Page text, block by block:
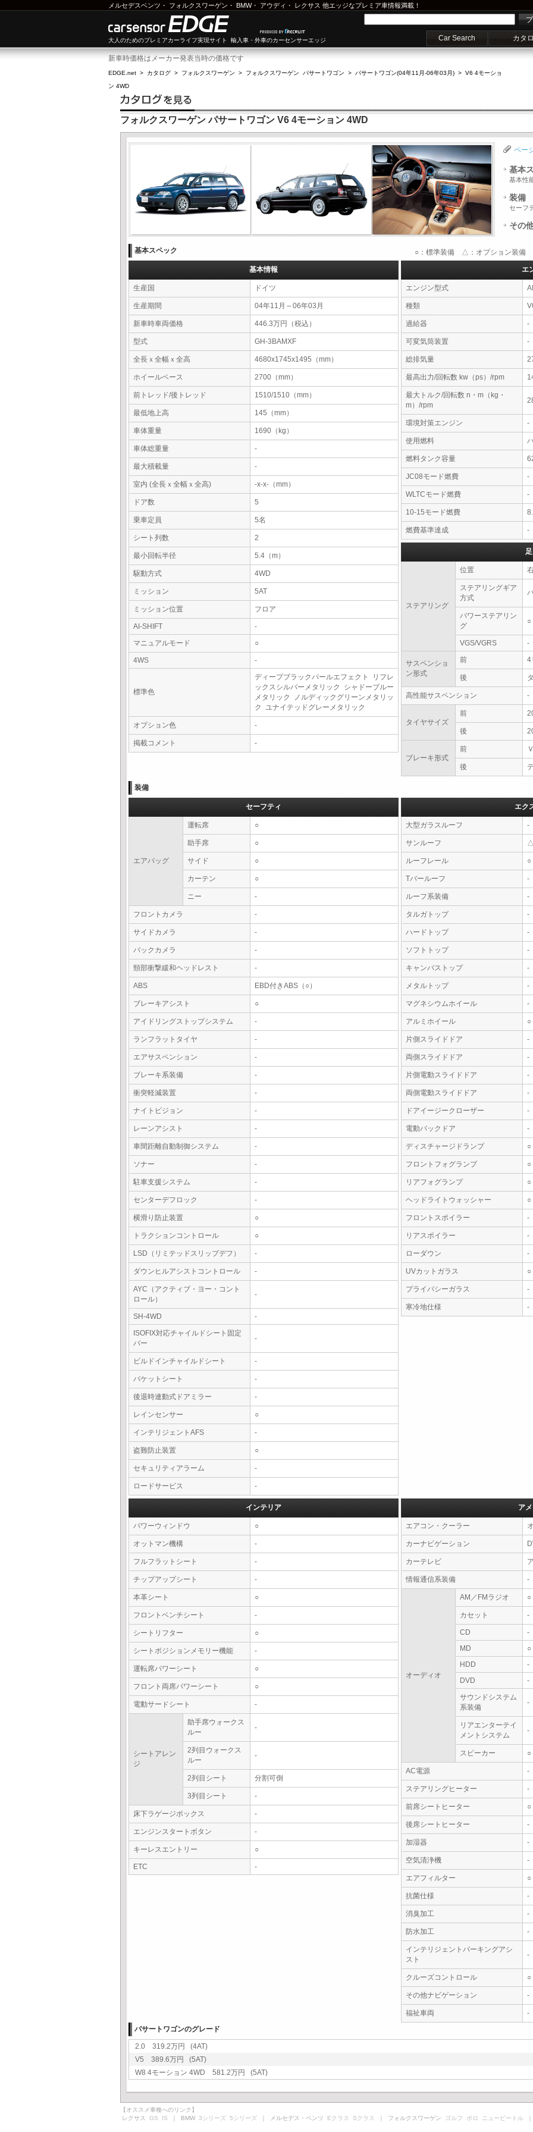
メルセデスベンツ ・ フォルクスワーゲン ・ BMW・ アウディ ・ レクサス 他エッジなプレミア車情報満載！
大人のためのプレミアカーライフ実現サイト 輸入車・外車のカーセンサーエッジ Car Search カタ
新車時価格はメーカー発表当時の価格です
EDGE.net > カタログ > フォルクスワーゲン > フォルクスワーゲン パサートワゴン > パサートワゴン(04年11月-06年03月) > V6 4モーショ
ン 4WD
フォルクスワーゲン パサートワゴン V6 4モーション 4WD
ペー
基本
基本性
装備
セーフ
その
基本スペック ○：標準装備 △：オプション装備 -
基本情報
生産国 ドイツ
生産期間 04年11月～06年03月
新車時車両価格 446.3万円（税込）
型式 GH-3BAMXF
全長ｘ全幅ｘ全高 4680x1745x1495（mm）
ホイールベース 2700（mm）
前トレッド/後トレッド 1510/1510（mm）
最低地上高 145（mm）
車体重量 1690（kg）
車体総重量 -
最大積載量 -
室内 (全長ｘ全幅ｘ全高) -x-x-（mm）
ドア数 5
乗車定員 5名
シート列数 2
最小回転半径 5.4（m）
駆動方式 4WD
ミッション 5AT
ミッション位置 フロア
AI-SHIFT
-
マニュアルモード
○
4WS -
標準色
ディープブラックパールエフェクト リフレ
ックスシルバーメタリック シャドーブルー
メタリック ノルディックグリーンメタリッ
ク ユナイテッドグレーメタリック
オプション色 -
掲載コメント -
エ
エンジン型式
種類
過給器 -
可変気筒装置 -
総排気量
最高出力/回転数 kw（ps）/rpm
最大トルク/回転数 n・m（kg・
m）/rpm
環境対策エンジン -
使用燃料
燃料タンク容量
JC08モード燃費 -
WLTCモード燃費 -
10-15モード燃費
燃費基準達成 -
ステアリング
位置
ステアリングギア
方式
パワーステアリン
グ
○
VGS/VGRS -
サスペンショ
ン形式
前 4
後
高性能サスペンション -
タイヤサイズ
前
後
ブレーキ形式
前
後
装備
セーフティ
エアバッグ
運転席 ○
助手席 ○
サイド ○
カーテン ○
ニー -
フロントカメラ -
サイドカメラ -
バックカメラ -
頸部衝撃緩和ヘッドレスト -
ABS EBD付きABS（○）
ブレーキアシスト ○
アイドリングストップシステム -
ランフラットタイヤ -
エアサスペンション -
ブレーキ系装備 -
衝突軽減装置 -
ナイトビジョン -
レーンアシスト -
車間距離自動制御システム -
ソナー -
駐車支援システム -
センターデフロック -
横滑り防止装置 ○
トラクションコントロール ○
LSD（リミテッドスリップデフ） -
ダウンヒルアシストコントロール -
AYC（アクティブ・ヨー・コント
ロール）
-
SH-4WD
-
ISOFIX対応チャイルドシート固定
バー
-
ビルドインチャイルドシート -
バケットシート -
後退時連動式ドアミラー -
レインセンサー ○
インテリジェントAFS -
盗難防止装置 ○
セキュリティアラーム -
ロードサービス -
エク
大型ガラスルーフ -
サンルーフ △
ルーフレール ○
Tバールーフ -
ルーフ系装備 -
タルガトップ -
ハードトップ -
ソフトトップ -
キャンバストップ -
メタルトップ -
マグネシウムホイール -
アルミホイール ○
片側スライドドア -
両側スライドドア -
片側電動スライドドア -
両側電動スライドドア -
ドアイージークローザー -
電動バックドア -
ディスチャージドランプ ○
フロントフォグランプ ○
リアフォグランプ ○
ヘッドライトウォッシャー ○
フロントスポイラー -
リアスポイラー -
ローダウン -
UVカットガラス ○
プライバシーガラス -
寒冷地仕様 -
インテリア
パワーウィンドウ ○
オットマン機構 -
フルフラットシート -
チップアップシート -
本革シート ○
フロントベンチシート -
シートリフター ○
シートポジションメモリー機能 -
運転席パワーシート ○
フロント両席パワーシート ○
電動サードシート -
シートアレン
ジ
助手席ウォークス
ルー
-
2列目ウォークス
ルー
-
2列目シート 分割可倒
3列目シート -
床下ラゲージボックス -
エンジンスタートボタン -
キーレスエントリー ○
ETC -
ア
エアコン・クーラー
カーナビゲーション
カーテレビ
情報通信系装備 -
オーディオ
AM／FMラジオ ○
カセット -
CD
-
MD
○
HDD
-
DVD
-
サウンドシステム
系装備
-
リアエンターテイ
メントシステム
-
スピーカー ○
AC電源 -
ステアリングヒーター -
前席シートヒーター ○
後席シートヒーター -
加湿器 -
空気清浄機 -
エアフィルター ○
抗菌仕様 -
消臭加工 -
防水加工 -
インテリジェントパーキングアシ
スト
-
クルーズコントロール ○
その他ナビゲーション -
福祉車両
-
パサートワゴンのグレード
2.0 319.2万円 (4AT)
V5 389.6万円 (5AT)
W8 4モーション 4WD 581.2万円 (5AT)
【オススメ車種へのリンク】
レクサス GS IS ｜ BMW 3シリーズ 5シリーズ ｜ メルセデス・ベンツ Eクラス Sクラス ｜ フォルクスワーゲン ゴルフ ポロ ニュービートル